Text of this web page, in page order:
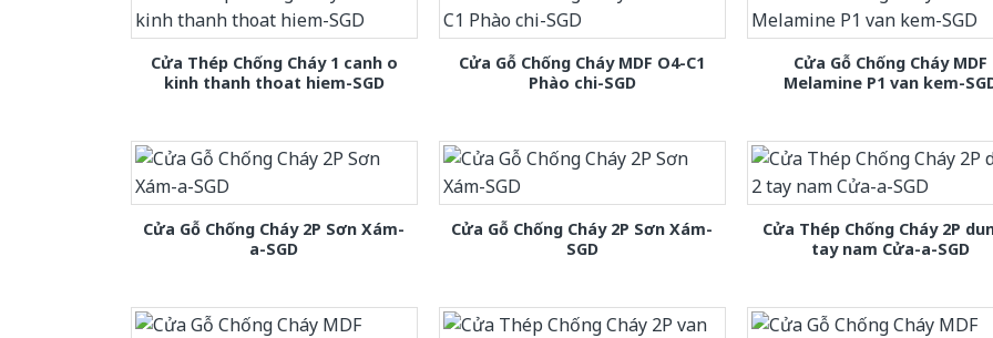
Cửa Thép Chống Cháy 1 canh o
kinh thanh thoat hiem-SGD
Cửa Gỗ Chống Cháy MDF O4-C1
Phào chi-SGD
Cửa Gỗ Chống Cháy MDF
Melamine P1 van kem-
Cửa Gỗ Chống Cháy 2P Sơn Xám-
a-SGD
Cửa Gỗ Chống Cháy 2P Sơn Xám-
SGD
Cửa Thép Chống Cháy 2P
tay nam Cửa-a-SGD